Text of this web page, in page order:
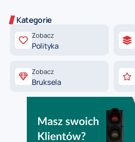
Kategorie
Zobacz
Polityka
Zobacz
Bruksela